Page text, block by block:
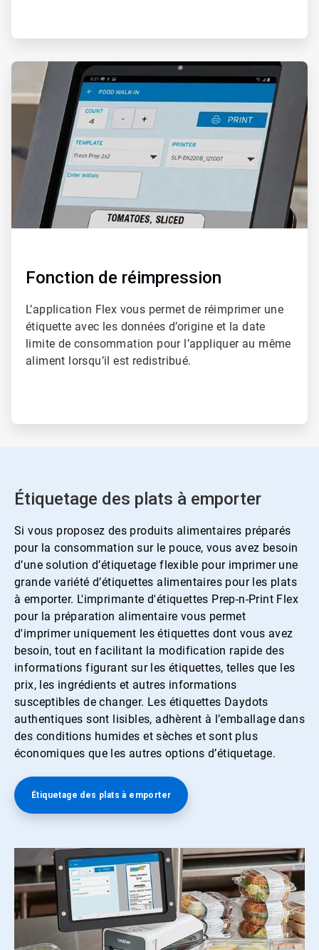
ArticleTile
de
2
Fonction de réimpression
L’application Flex vous permet de réimprimer une
étiquette avec les données d’origine et la date
limite de consommation pour l’appliquer au même
aliment lorsqu’il est redistribué.
Étiquetage des plats à emporter
Si vous proposez des produits alimentaires préparés
pour la consommation sur le pouce, vous avez besoin
d’une solution d’étiquetage flexible pour imprimer une
grande variété d’étiquettes alimentaires pour les plats
à emporter. L'imprimante d'étiquettes Prep-n-Print Flex
pour la préparation alimentaire vous permet
d'imprimer uniquement les étiquettes dont vous avez
besoin, tout en facilitant la modification rapide des
informations figurant sur les étiquettes, telles que les
prix, les ingrédients et autres informations
susceptibles de changer. Les étiquettes Daydots
authentiques sont lisibles, adhèrent à l’emballage dans
des conditions humides et sèches et sont plus
économiques que les autres options d’étiquetage.
Étiquetage des plats à emporter